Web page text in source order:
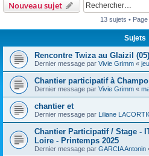
Nouveau sujet
13 sujets • Page
Sujets
Rencontre Twiza au Glaizil (05)
Dernier message par Vivie Grimm «
Chantier participatif à
Dernier message par Vivie Grimm «
chantier et
Dernier message par Liliane
Chantier Participatif / Stage -
Loire - Printemps 2025
Dernier message par GARCIA Antonin